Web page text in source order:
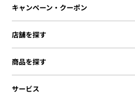
キャンペーン・クーポン
店舗を探す
商品を探す
サービス